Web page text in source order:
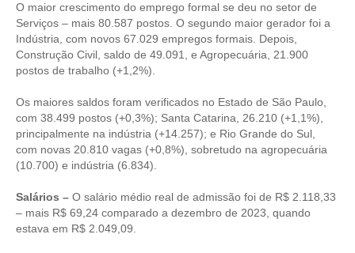
PERSONALIDADES DA TECNOLOGIA
NÚCLEO DA MULHER ENGENHEIRA
TRANSPARÊNCIA
JURÍDICO
CONSULTORIA
ACORDOS, CONVENÇÕES E DISSÍDIOS
CONTRIBUIÇÕES
CONTRIBUIÇÃO ASSISTENCIAL
O maior crescimento do emprego formal se deu no setor de
Serviços – mais 80.587 postos. O segundo maior gerador foi a
Indústria, com novos 67.029 empregos formais. Depois,
Construção Civil, saldo de 49.091, e Agropecuária, 21.900
postos de trabalho (+1,2%).
Os maiores saldos foram verificados no Estado de São Paulo,
com 38.499 postos (+0,3%); Santa Catarina, 26.210 (+1,1%),
principalmente na indústria (+14.257); e Rio Grande do Sul,
com novas 20.810 vagas (+0,8%), sobretudo na agropecuária
(10.700) e indústria (6.834).
Salários – O salário médio real de admissão foi de R$ 2.118,33
– mais R$ 69,24 comparado a dezembro de 2023, quando
estava em R$ 2.049,09.